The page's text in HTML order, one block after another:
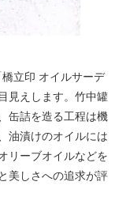
立印 オイルサーデ
見えします。竹中罐
缶詰を造る工程は機
油漬けのオイルには
リーブオイルなどを
美しさへの追求が評